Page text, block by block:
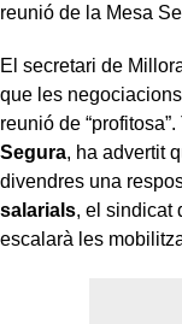
reunió de la Mesa
El secretari de
que les
reunió de
Segura, ha advertit
divendres una
salarials, el sindicat
escalarà les